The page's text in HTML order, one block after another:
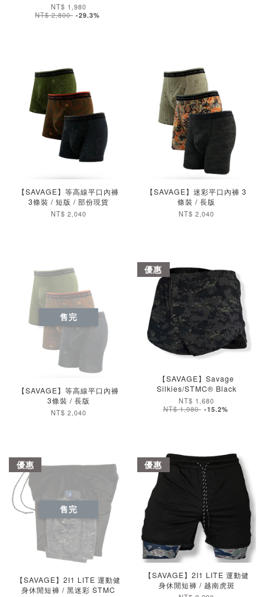
NT$ 1,980
NT$ 2,800 -29.3%
加入購物車
【SAVAGE】等高線平口內褲
3條裝 / 短版 / 部份現貨
NT$ 2,040
加入購物車
【SAVAGE】迷彩平口內褲 3
條裝 / 長版
NT$ 2,040
加入購物車
售完
【SAVAGE】等高線平口內褲
3條裝 / 長版
NT$ 2,040
優惠
【SAVAGE】Savage
Silkies/STMC® Black
NT$ 1,680
NT$ 1,980 -15.2%
加入購物車
優惠
售完
【SAVAGE】2I1 LITE 運動健
身休閒短褲 / 黑迷彩 STMC
優惠
【SAVAGE】2I1 LITE 運動健
身休閒短褲 / 越南虎斑